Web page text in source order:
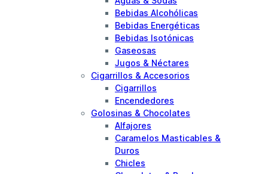
Bebidas Alcohólicas
Bebidas Energéticas
Bebidas Isotónicas
Gaseosas
Jugos & Néctares
Cigarrillos & Accesorios
Cigarrillos
Encendedores
Golosinas & Chocolates
Alfajores
Caramelos Masticables &
Duros
Chicles